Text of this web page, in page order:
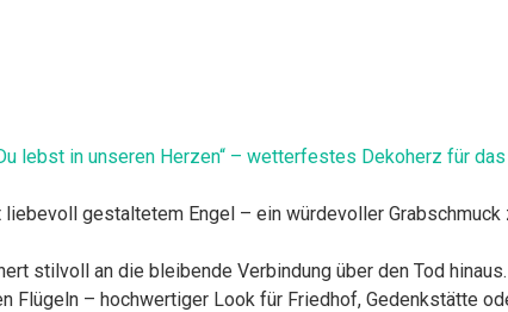
lebst in unseren Herzen“ – wetterfestes Dekoherz für das
gestaltetem Engel – ein würdevoller Grabschmuck
stilvoll an die bleibende Verbindung über den Tod hinaus.
Flügeln – hochwertiger Look für Friedhof, Gedenkstätte